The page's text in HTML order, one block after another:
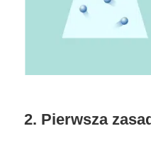
2. Pierwsza